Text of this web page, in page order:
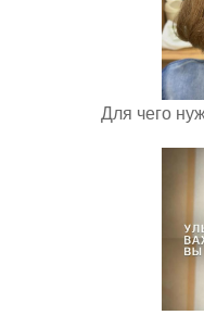
Для чего